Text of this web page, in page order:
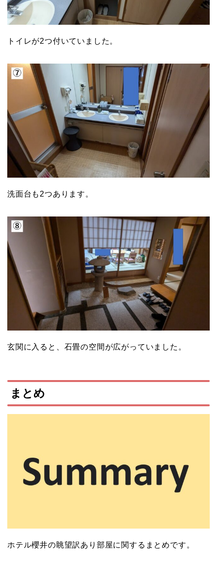
トイレが2つ付いていました。
洗面台も2つあります。
玄関に入ると、石畳の空間が広がっていました。
まとめ
ホテル櫻井の眺望訳あり部屋に関するまとめです。